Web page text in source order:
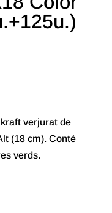
verjurat de
(18 cm). Conté
verds.